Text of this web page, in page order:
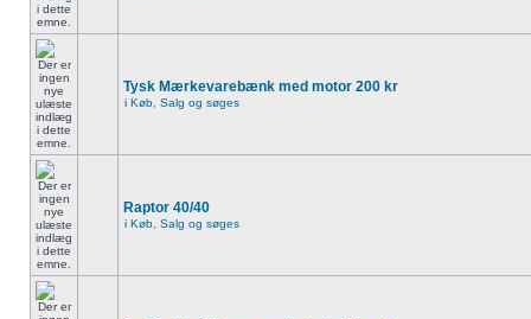
Tysk Mærkevarebænk med motor 200 kr
i Køb, Salg og søges
Raptor 40/40
i Køb, Salg og søges